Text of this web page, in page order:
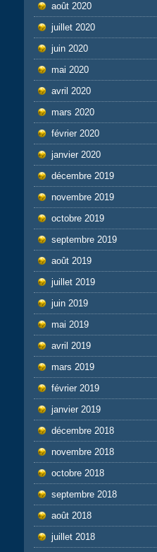
août 2020
juillet 2020
juin 2020
mai 2020
avril 2020
mars 2020
février 2020
janvier 2020
décembre 2019
novembre 2019
octobre 2019
septembre 2019
août 2019
juillet 2019
juin 2019
mai 2019
avril 2019
mars 2019
février 2019
janvier 2019
décembre 2018
novembre 2018
octobre 2018
septembre 2018
août 2018
juillet 2018